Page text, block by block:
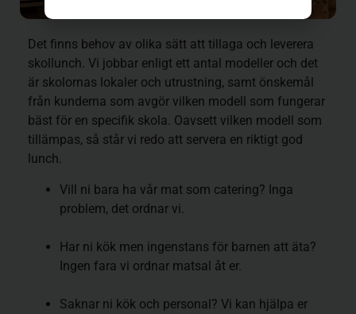
Det finns behov av olika sätt att tillaga och leverera
skollunch. Vi jobbar enligt ett antal modeller och det
är skolornas lokaler och utrustning, samt önskemål
från kunderna som avgör vilken modell som fungerar
bäst för en specifik skola. Oavsett vilken modell som
tillämpas, så står vi redo att servera en riktigt god
lunch.
Vill ni bara ha vår mat som catering? Inga
problem, det ordnar vi.
Har ni kök men ingenstans för barnen att äta?
Ingen fara vi ordnar matsal åt er.
Saknar ni kök och personal? Vi kan hjälpa er